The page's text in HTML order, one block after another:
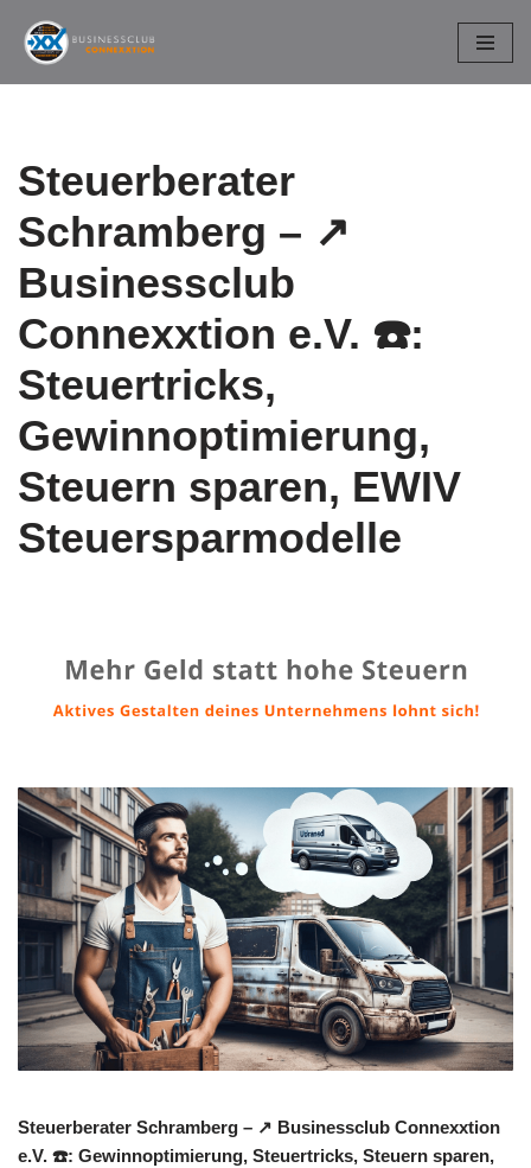
Zum
Steuerberater
Schramberg – ↗️
Businessclub
Connexxtion e.V. ☎️:
Steuertricks,
Gewinnoptimierung,
Steuern sparen, EWIV
Steuersparmodelle
Steuerberater Schramberg – ↗️ Businessclub Connexxtion
e.V. ☎️: Gewinnoptimierung, Steuertricks, Steuern sparen,